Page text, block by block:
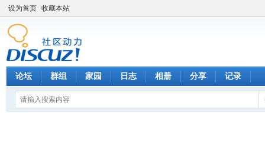
设为首页 收藏本站
论坛 群组 家园 日志 相册 分享 记录